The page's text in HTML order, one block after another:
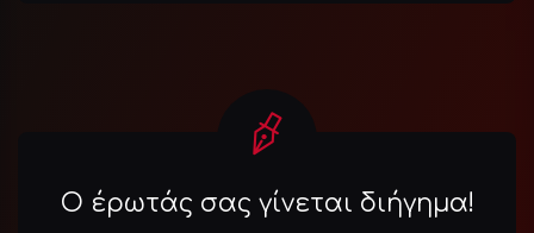
Ο έρωτάς σας γίνεται διήγημα!